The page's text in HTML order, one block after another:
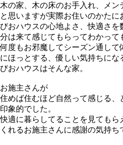
木の家、木の床のお手入れ、メ
と思いますが実際お住いのかたに
びおハウスの心地よさ、快適さ
分は来て感じてもらってわかって
何度もお邪魔してシーズン通し
にほっとする、優しい気持ちにな
びおハウスはそんな家。
お施主さんが
住めば住むほど自然って感じる、
印象的でした。
快適に暮らしてることを見てもら
くれるお施主さんに感謝の気持ち